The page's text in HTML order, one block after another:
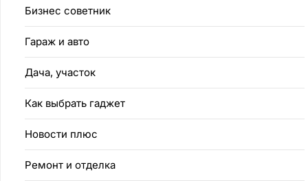
Бизнес советник
Гараж и авто
Дача, участок
Как выбрать гаджет
Новости плюс
Ремонт и отделка